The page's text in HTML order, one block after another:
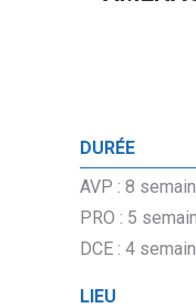
DURÉE
AVP : 8
PRO : 5
DCE : 4
LIEU